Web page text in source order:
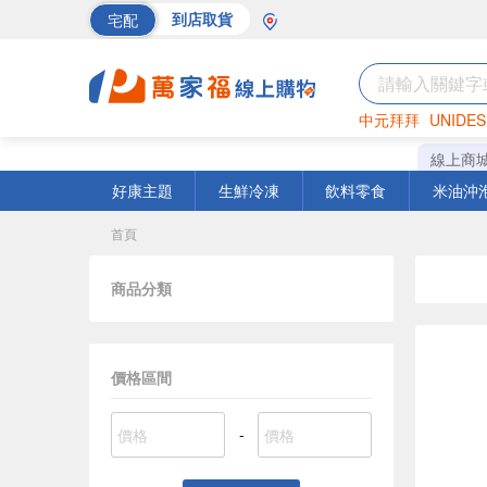
宅配 到店取貨
中元拜拜
罐頭 海苔
線上商
好康主題
生鮮冷凍 飲料零食 米油沖
首頁
商品分類
價格區間
-